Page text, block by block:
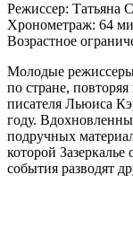
Режиссер: Татьяна
Хронометраж: 64
Возрастное
Молодые
по стране,
писателя Льюиса
году.
подручных
которой Зазеркалье
события разводят